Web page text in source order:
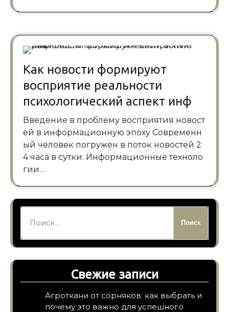
Как новости формируют
восприятие реальности
психологический аспект инф
Введение в проблему восприятия новост
ей в информационную эпоху Современн
ый человек погружен в поток новостей 2
4 часа в сутки. Информационные техноло
гии…
Свежие записи
Агроткани от сорняков: как выбрать и
почему это важно для успешного